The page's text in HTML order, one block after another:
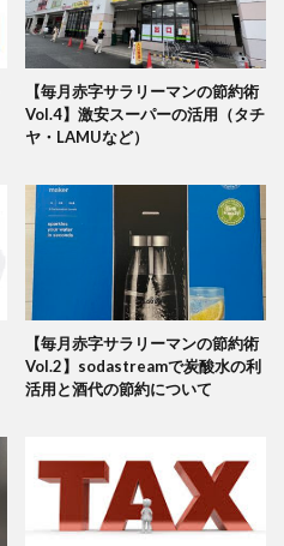
【毎月赤字サラリーマンの節約術
Vol.4】激安スーパーの活用（タチ
ヤ・LAMUなど）
【毎月赤字サラリーマンの節約術
Vol.2】sodastreamで炭酸水の利
活用と酒代の節約について